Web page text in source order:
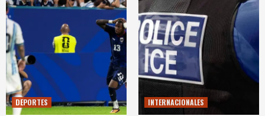
DEPORTES INTERNACIONALES